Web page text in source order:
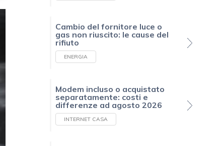
Cambio del fornitore luce o
gas non riuscito: le cause del
rifiuto
ENERGIA
Modem incluso o acquistato
separatamente: costi e
differenze ad agosto 2026
INTERNET CASA